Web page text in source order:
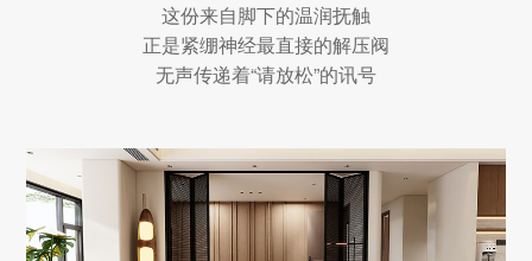
这份来自脚下的温润抚触
正是紧绷神经最直接的解压阀
无声传递着“请放松”的讯号